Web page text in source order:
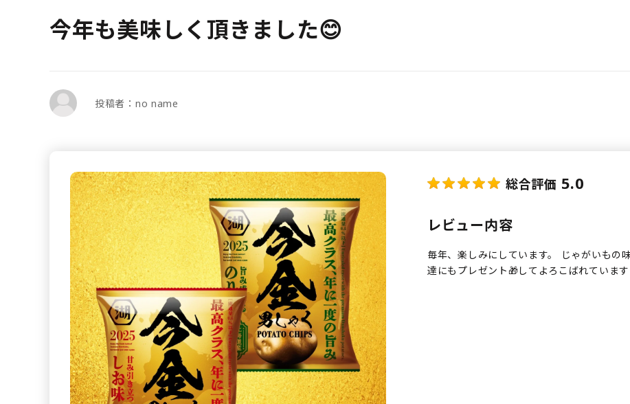
今年も美味しく頂きました😊
投稿者：no name
総合評価 5.0
レビュー内容
毎年、楽しみにしています。 じゃがいもの
達にもプレゼント🎁してよろこばれています